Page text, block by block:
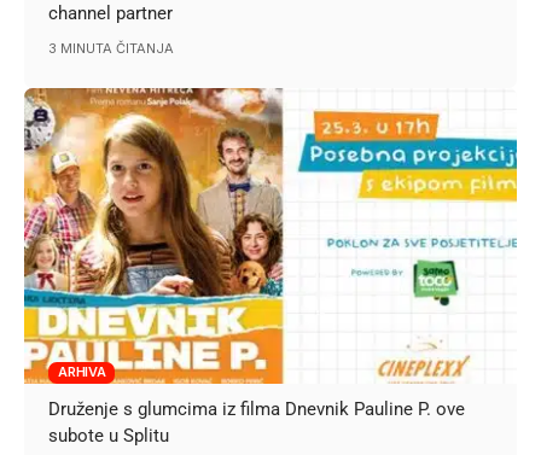
channel partner
3 MINUTA ČITANJA
ARHIVA
Druženje s glumcima iz filma Dnevnik Pauline P. ove
subote u Splitu